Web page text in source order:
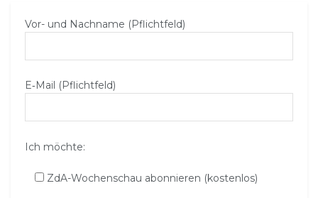
Vor- und Nachname (Pflichtfeld)
E‑Mail (Pflichtfeld)
Ich möchte:
ZdA-Wochenschau abonnieren (kostenlos)